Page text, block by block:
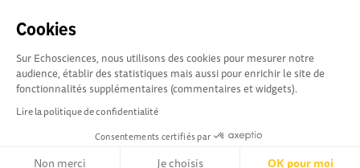
Cookies
Sur Echosciences, nous utilisons des cookies pour mesurer notre
audience, établir des statistiques mais aussi pour enrichir le site de
fonctionnalités supplémentaires (commentaires et widgets).
Lire la politique de confidentialité
Consentements certifiés par
Non merci Je choisis OK pour moi
culture scientifique, technique et industrielle de la région.
Mentions légales|Politique de confidentialité|CGU
|Ligne éditoriale